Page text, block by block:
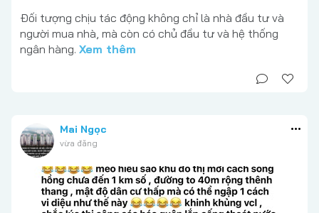
Đối tượng chịu tác động không chỉ là nhà đầu tư và
người mua nhà, mà còn có chủ đầu tư và hệ thống
ngân hàng. Xem thêm
Mai Ngọc
vừa đăng